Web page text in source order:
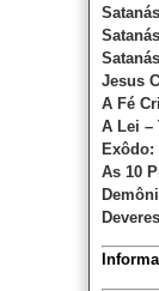
Jesus
A Fé
A Lei –
Exôdo:
As 10